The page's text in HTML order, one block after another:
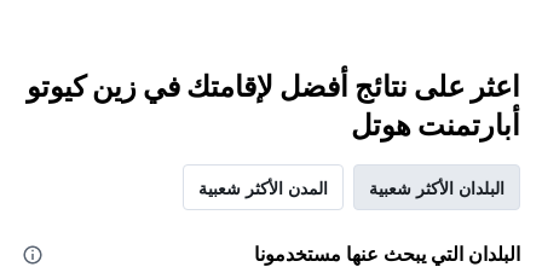
اعثر على نتائج أفضل لإقامتك في زين كيوتو
أبارتمنت هوتل
البلدان الأكثر شعبية المدن الأكثر شعبية
البلدان التي يبحث عنها مستخدمونا